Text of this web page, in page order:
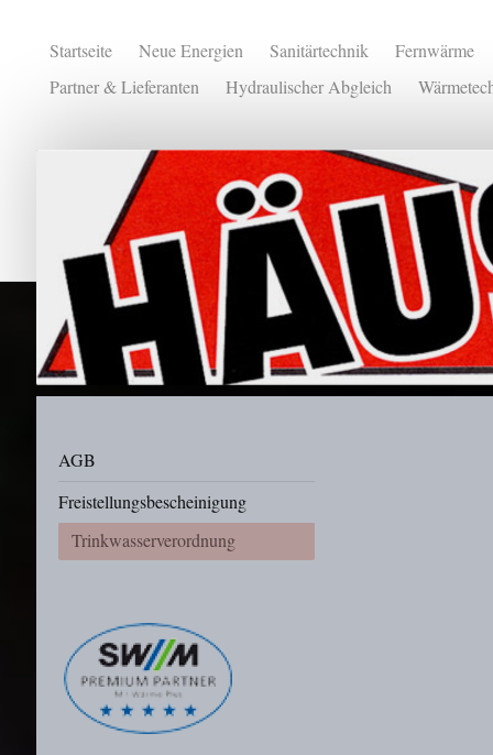
Startseite Neue Energien Sanitärtechnik
Fernwärme
Partner & Lieferanten
Hydraulischer Abgleich
AGB
Freistellungsbescheinigung
Trinkwasserverordnung